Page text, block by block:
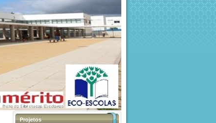
Projetos